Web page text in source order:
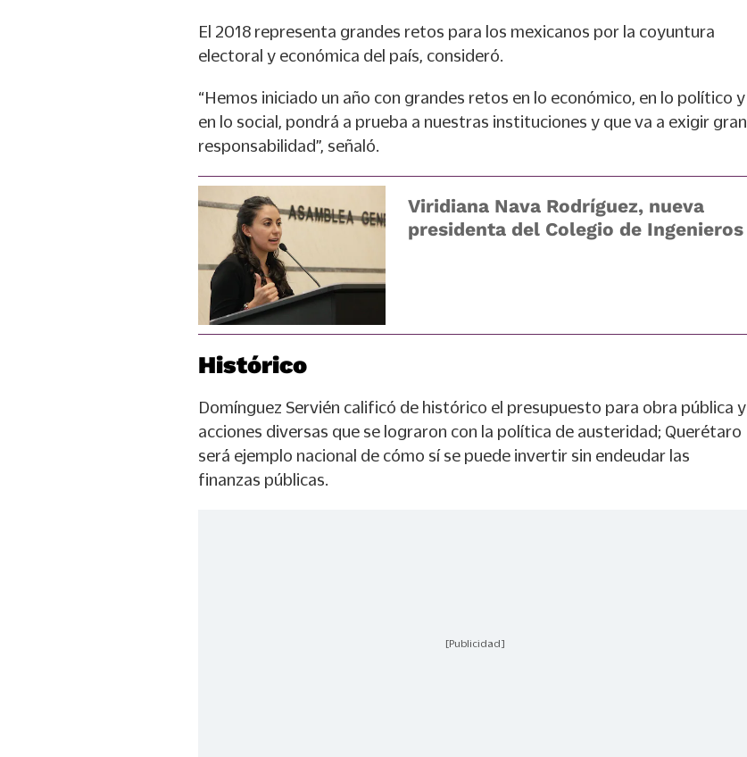
El 2018 representa grandes retos para los mexicanos por la coyuntura
electoral y económica del país, consideró.
“Hemos iniciado un año con grandes retos en lo económico, en lo político y
en lo social, pondrá a prueba a nuestras instituciones y que va a exigir gran
responsabilidad”, señaló.
Viridiana Nava Rodríguez, nueva
presidenta del Colegio de Ingenieros
Histórico
Domínguez Servién calificó de histórico el presupuesto para obra pública y
acciones diversas que se lograron con la política de austeridad; Querétaro
será ejemplo nacional de cómo sí se puede invertir sin endeudar las
finanzas públicas.
[Publicidad]